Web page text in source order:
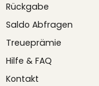
Rückgabe
Saldo Abfragen
Treueprämie
Hilfe & FAQ
Kontakt